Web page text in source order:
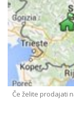
Če želite prodajati